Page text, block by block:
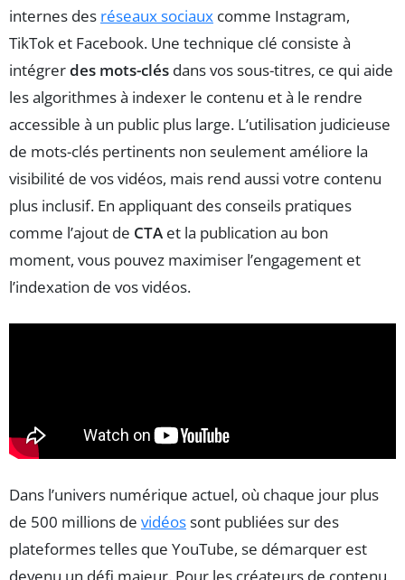
internes des réseaux sociaux comme Instagram,
TikTok et Facebook. Une technique clé consiste à
intégrerdes mots-clés dans vos sous-titres, ce qui aide
les algorithmes à indexer le contenu et à le rendre
accessible à un public plus large. L’utilisation judicieuse
de mots-clés pertinents non seulement améliore la
visibilité de vos vidéos, mais rend aussi votre contenu
plus inclusif. En appliquant des conseils pratiques
comme l’ajout de CTA et la publication au bon
moment, vous pouvez maximiser l’engagement et
l’indexation de vos vidéos.
Dans l’univers numérique actuel, où chaque jour plus
de 500 millions de vidéossont publiées sur des
plateformes telles que YouTube, se démarquer est